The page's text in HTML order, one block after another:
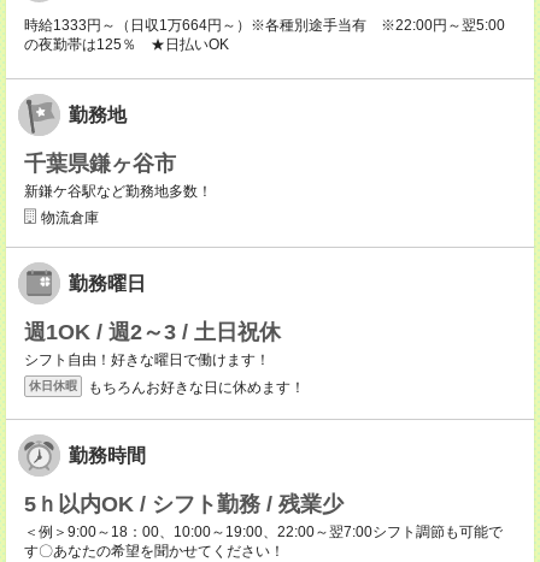
時給1333円～（日収1万664円～）※各種別途手当有 ※22:00円～翌5:00
の夜勤帯は125％ ★日払いOK
勤務地
千葉県鎌ヶ谷市
新鎌ケ谷駅など勤務地多数！
物流倉庫
勤務曜日
週1OK / 週2～3 / 土日祝休
シフト自由！好きな曜日で働けます！
休日休暇 もちろんお好きな日に休めます！
勤務時間
5ｈ以内OK / シフト勤務 / 残業少
＜例＞9:00～18：00、10:00～19:00、22:00～翌7:00シフト調節も可能で
す〇あなたの希望を聞かせてください！